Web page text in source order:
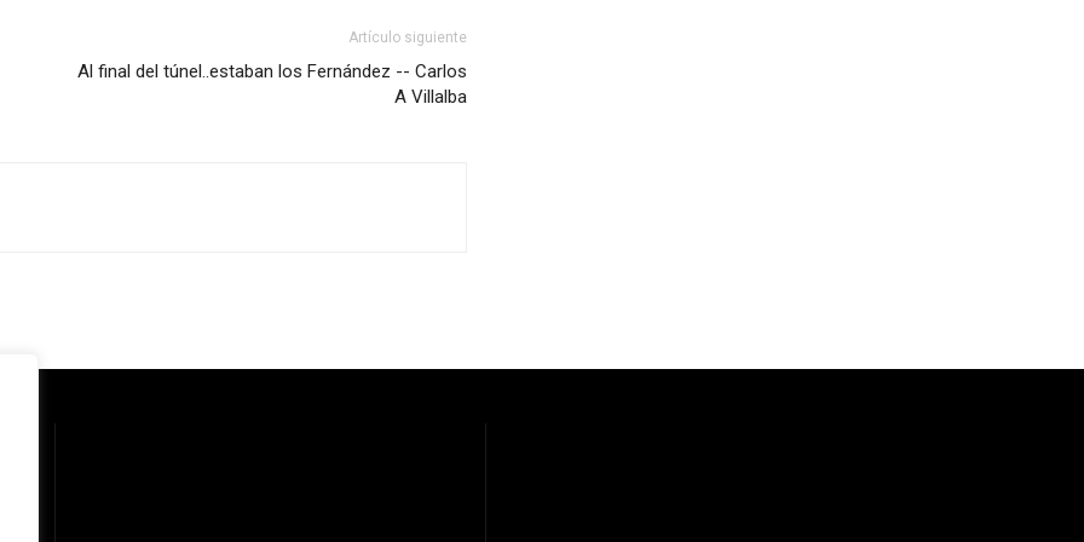
Artículo siguiente
Al final del túnel..estaban los Fernández -- Carlos
A Villalba